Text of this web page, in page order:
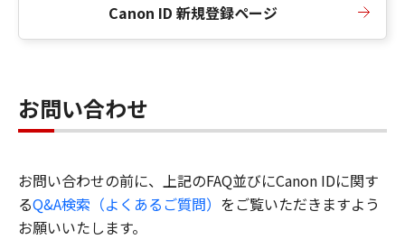
Canon ID 新規登録ページ
お問い合わせ
お問い合わせの前に、上記のFAQ並びにCanon IDに関す
るQ&A検索（よくあるご質問） をご覧いただきますよう
お願いいたします。